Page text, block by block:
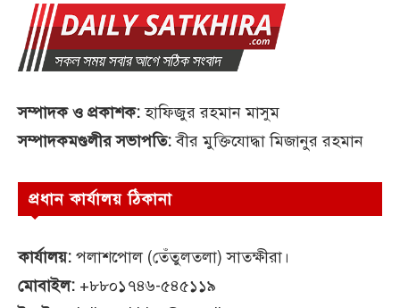
সম্পাদক ও প্রকাশক:হাফিজুর রহমান মাসুম
সম্পাদকমণ্ডলীর সভাপতি:বীর মুক্তিযোদ্ধা মিজানুর রহমান
প্রধান কার্যালয় ঠিকানা
কার্যালয়: পলাশপোল (তেঁতুলতলা) সাতক্ষীরা।
মোবাইল: +৮৮০১৭৪৬-৫৪৫১১৯